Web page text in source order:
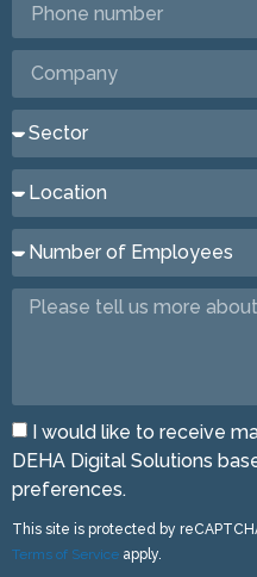
I would like to receive
DEHA Digital Solutions
preferences.
This site is protected by
Terms of Service apply.